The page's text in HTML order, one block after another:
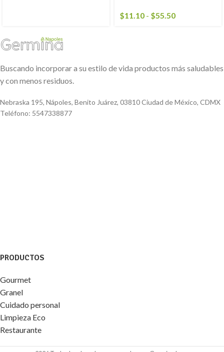
$11.10 - $55.50
Buscando incorporar a su estilo de vida productos más saludables
y con menos residuos.
Nebraska 195, Nápoles, Benito Juárez, 03810 Ciudad de México, CDMX
Teléfono: 5547338877
PRODUCTOS
Gourmet
Granel
Cuidado personal
Limpieza Eco
Restaurante